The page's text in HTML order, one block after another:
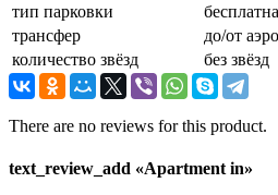
тип парковки
трансфер
до/от
количество звёзд
без звёзд
There are no reviews for this product.
text_review_add «Apartment in»